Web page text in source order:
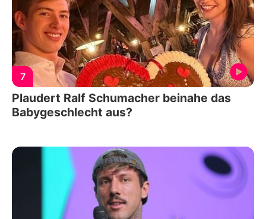
7
Plaudert Ralf Schumacher beinahe das
Babygeschlecht aus?